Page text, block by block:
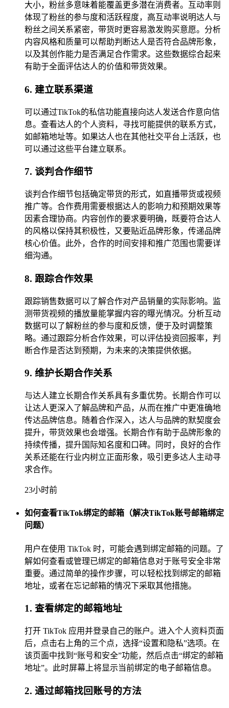
大小，粉丝多意味着能覆盖更多潜在消费者。互动率则
体现了粉丝的参与度和活跃程度，高互动率说明达人与
粉丝之间关系紧密，带货时更容易激发购买意愿。分析
内容风格和质量可以帮助判断达人是否符合品牌形象，
以及其创作能力是否满足合作需求。这些数据综合起来
有助于全面评估达人的价值和带货效果。
6. 建立联系渠道
可以通过TikTok的私信功能直接向达人发送合作意向信
息。查看达人的个人资料，寻找可能提供的联系方式，
如邮箱地址等。如果达人也在其他社交平台上活跃，也
可以通过这些平台建立联系。
7. 谈判合作细节
谈判合作细节包括确定带货的形式，如直播带货或视频
推广等。合作费用需要根据达人的影响力和预期效果等
因素合理协商。内容创作的要求要明确，既要符合达人
的风格以保持其积极性，又要贴近品牌形象，传递品牌
核心价值。此外，合作的时间安排和推广范围也需要详
细沟通。
8. 跟踪合作效果
跟踪销售数据可以了解合作对产品销量的实际影响。监
测带货视频的播放量能掌握内容的曝光情况。分析互动
数据可以了解粉丝的参与度和反馈，便于及时调整策
略。通过跟踪分析合作效果，可以评估投资回报率，判
断合作是否达到预期，为未来的决策提供依据。
9. 维护长期合作关系
与达人建立长期合作关系具有多重优势。长期合作可以
让达人更深入了解品牌和产品，从而在推广中更准确地
传达品牌信息。随着合作深入，达人与品牌的默契度会
提升，带货效果也会增强。长期合作有助于品牌形象的
持续传播，提升国际知名度和口碑。同时，良好的合作
关系还能在行业内树立正面形象，吸引更多达人主动寻
求合作。
23小时前
如何查看TikTok绑定的邮箱（解决TikTok账号邮箱绑定
问题）
用户在使用 TikTok 时，可能会遇到绑定邮箱的问题。了
解如何查看或管理已绑定的邮箱信息对于账号安全非常
重要。通过简单的操作步骤，可以轻松找到绑定的邮箱
地址，或者在忘记邮箱的情况下采取其他措施。
1. 查看绑定的邮箱地址
打开 TikTok 应用并登录自己的账户。进入个人资料页面
后，点击右上角的三个点，选择“设置和隐私”选项。在
该页面中找到“账号和安全”功能，然后点击“绑定的邮箱
地址”。此时屏幕上将显示当前绑定的电子邮箱信息。
2. 通过邮箱找回账号的方法